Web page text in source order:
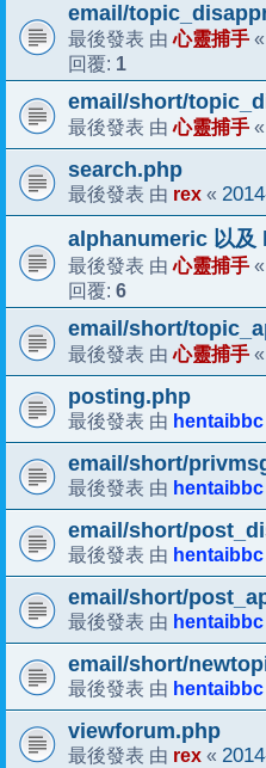
email/
最後發表 由心靈捕手 «
回覆: 1
email/short/
最後發表 由心靈捕手 «
search.php
最後發表 由 rex «
alphanumeric 以及
最後發表 由心靈捕手 «
回覆: 6
email/short/
最後發表 由心靈捕手 «
posting.php
最後發表 由 hentaibbc
email/short/
最後發表 由 hentaibbc
email/short/
最後發表 由 hentaibbc
email/short/
最後發表 由 hentaibbc
email/short/
最後發表 由 hentaibbc
viewforum.php
最後發表 由 rex «